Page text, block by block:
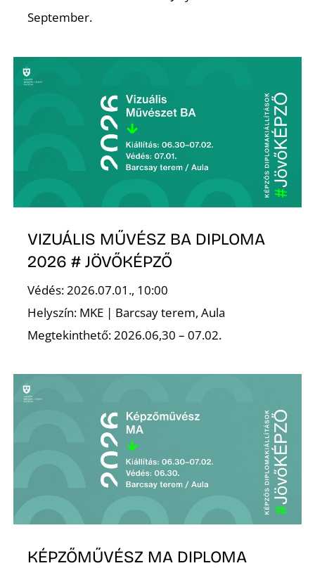
September.
VIZUÁLIS MŰVÉSZ BA DIPLOMA
2026 # JÖVŐKÉPZŐ
Védés: 2026.07.01., 10:00
Helyszín: MKE | Barcsay terem, Aula
Megtekinthető: 2026.06,30 – 07.02.
KÉPZŐMŰVÉSZ MA DIPLOMA